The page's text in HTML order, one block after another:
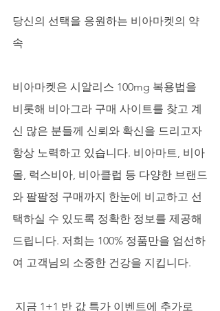
당신의 선택을 응원하는 비아마켓의 약
속
비아마켓은 시알리스 100mg 복용법을
비롯해 비아그라 구매 사이트를 찾고 계
신 많은 분들께 신뢰와 확신을 드리고자
항상 노력하고 있습니다. 비아마트, 비아
몰, 럭스비아, 비아클럽 등 다양한 브랜드
와 팔팔정 구매까지 한눈에 비교하고 선
택하실 수 있도록 정확한 정보를 제공해
드립니다. 저희는 100% 정품만을 엄선하
여 고객님의 소중한 건강을 지킵니다.